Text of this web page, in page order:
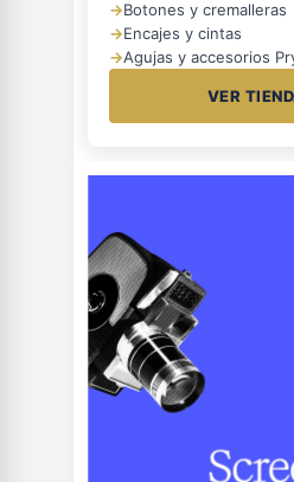
→Botones y cremalleras
→Encajes y cintas
→Agujas y accesorios
VER